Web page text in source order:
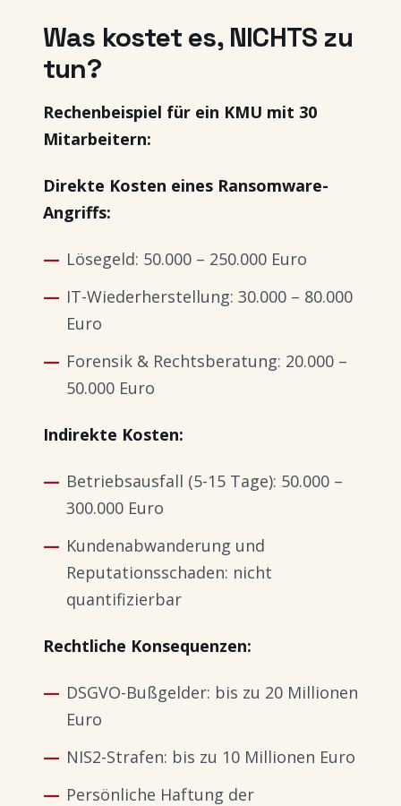
Was kostet es, NICHTS zu
tun?
Rechenbeispiel für ein KMU mit 30
Mitarbeitern:
Direkte Kosten eines Ransomware-
Angriffs:
Lösegeld: 50.000 – 250.000 Euro
IT-Wiederherstellung: 30.000 – 80.000
Euro
Forensik & Rechtsberatung: 20.000 –
50.000 Euro
Indirekte Kosten:
Betriebsausfall (5-15 Tage): 50.000 –
300.000 Euro
Kundenabwanderung und
Reputationsschaden: nicht
quantifizierbar
Rechtliche Konsequenzen:
DSGVO-Bußgelder: bis zu 20 Millionen
Euro
NIS2-Strafen: bis zu 10 Millionen Euro
Persönliche Haftung der